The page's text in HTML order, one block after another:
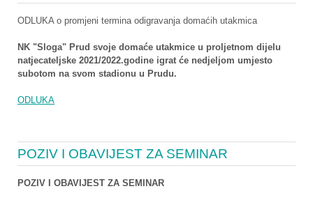
ODLUKA o promjeni termina odigravanja domaćih utakmica
NK "Sloga" Prud svoje domaće utakmice u proljetnom dijelu
natjecateljske 2021/2022.godine igrat će nedjeljom umjesto
subotom na svom stadionu u Prudu.
ODLUKA
POZIV I OBAVIJEST ZA SEMINAR
POZIV I OBAVIJEST ZA SEMINAR